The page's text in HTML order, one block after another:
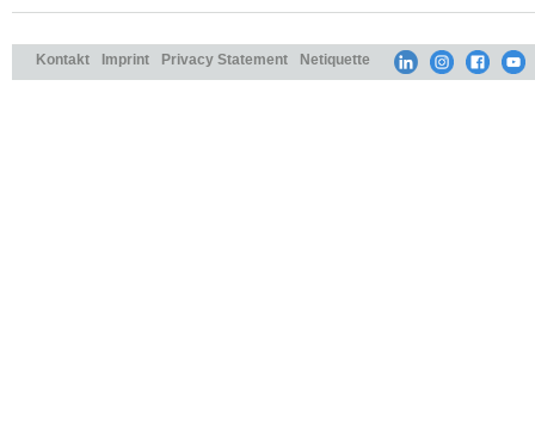
Kontakt Imprint Privacy Statement Netiquette